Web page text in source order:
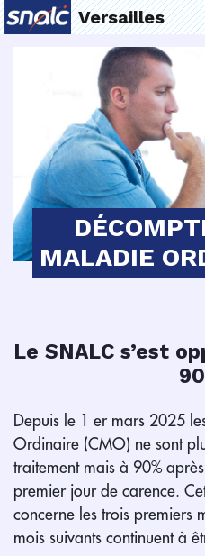
Versailles
MALADIE
Le SNALC s’est
Depuis le 1 er mars 2025
Ordinaire (CMO) ne sont
traitement mais à 90%
premier jour de carence.
concerne les trois premiers
mois suivants continuent à